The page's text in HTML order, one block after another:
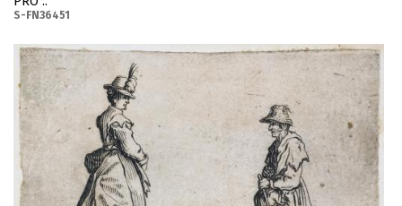
S-FN36451